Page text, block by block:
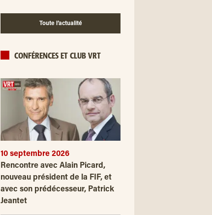
Toute l’actualité
CONFÉRENCES ET CLUB VRT
10 septembre 2026
Rencontre avec Alain Picard,
nouveau président de la FIF, et
avec son prédécesseur, Patrick
Jeantet